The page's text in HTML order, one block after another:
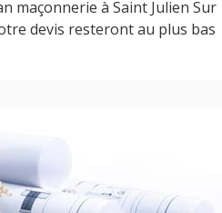
maçonnerie à Saint Julien Sur
devis resteront au plus bas